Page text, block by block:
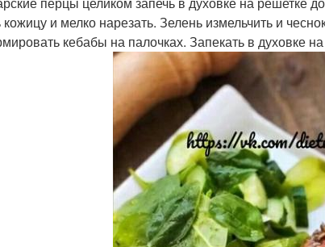
кожицу и мелко нарезать. Зелень измельчить и
кебабы на палочках. Запекать в духовке